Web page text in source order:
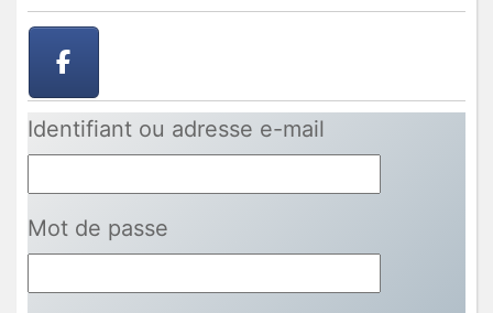
Identifiant ou adresse e-mail
Mot de passe